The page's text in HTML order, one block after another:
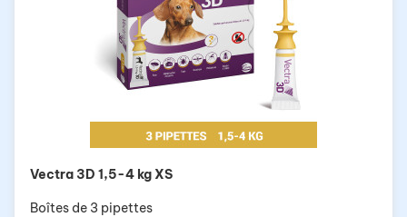
Vectra 3D 1,5-4 kg XS
Boîtes de 3 pipettes